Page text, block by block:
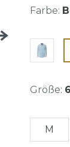
Farbe:
Größe:
M